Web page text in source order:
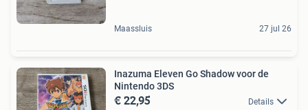
Maassluis 27 jul 26
Inazuma Eleven Go Shadow voor de
Nintendo 3DS
€ 22,95 Details